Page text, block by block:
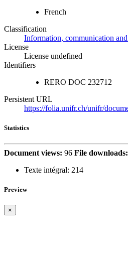
French
Classification
Information, communication
License
License undefined
Identifiers
RERO DOC 232712
Persistent URL
https://folia.unifr.ch/unifr/
Statistics
Document views: 96 File downloads:
Texte intégral: 214
Preview
×